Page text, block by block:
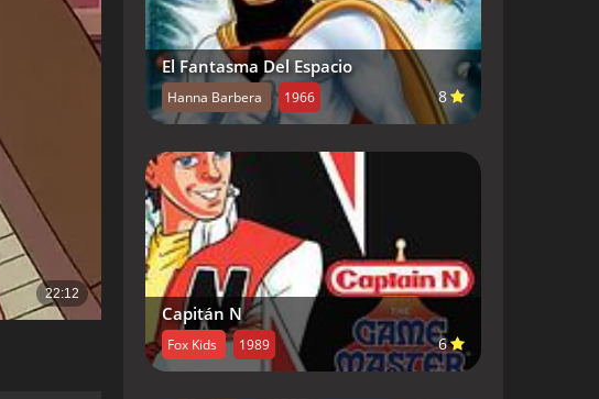
El Fantasma Del Espacio
Hanna Barbera 1966 8
Capitán N
Fox Kids 1989 6